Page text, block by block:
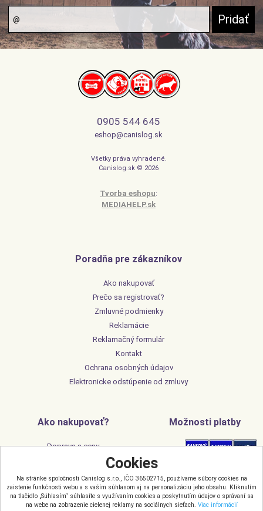
Cookies
Na stránke spoločnosti Canislog s.r.o., IČO 36502715, používame súbory cookies na
zaistenie funkčnosti webu a s vaším súhlasom aj na personalizáciu jeho obsahu. Kliknutím
na tlačidlo „Súhlasím“ súhlasíte s využívaním cookies a poskytnutím údajov o správaní sa
na webe na zobrazenie cielenej reklamy na sociálnych sieťach. Viac informácií
0905 544 645
eshop@canislog.sk
Všetky práva vyhradené.
Canislog.sk © 2026
Tvorba eshopu:
MEDIAHELP.sk
Poradňa pre zákazníkov
Ako nakupovať
Prečo sa registrovať?
Zmluvné podmienky
Reklamácie
Reklamačný formulár
Kontakt
Ochrana osobných údajov
Elektronicke odstúpenie od zmluvy
Ako nakupovať?
Doprava a ceny
Možnosti platby
Možnosti dopravy